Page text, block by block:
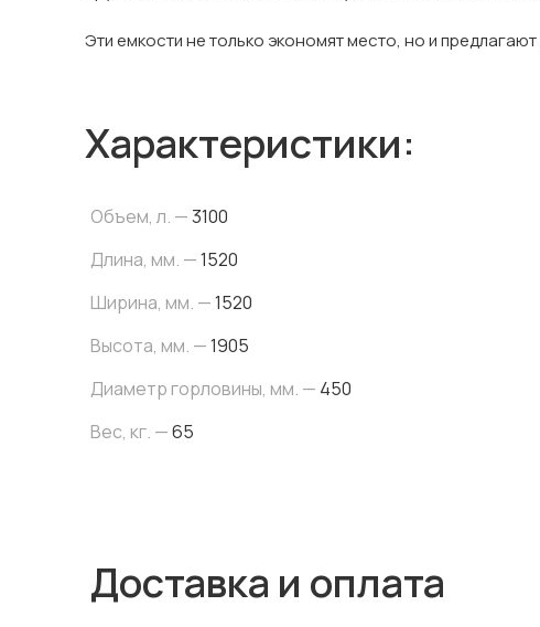
Эти емкости не только экономят место, но и
Характеристики:
Объем, л. —3100
Длина, мм. —1520
Ширина, мм. —1520
Высота, мм. —1905
Диаметр горловины, мм. — 450
Вес, кг. —65
Доставка и оплата